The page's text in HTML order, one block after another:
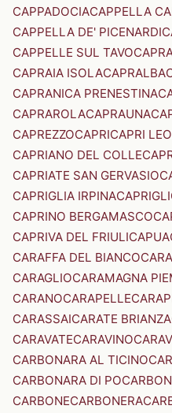
CAPPADOCIACAPPELLA
CAPPELLA DE' PICENARDI
CAPPELLE SUL TAVO
CAPRAIA ISOLACAPRALBA
CAPRANICA PRENESTINA
CAPRAROLACAPRAUNA
CAPREZZOCAPRICAPRI
CAPRIANO DEL COLLE
CAPRIATE SAN GERVASIO
CAPRIGLIA IRPINA
CAPRINO BERGAMASCO
CAPRIVA DEL FRIULICAPUA
CARAFFA DEL BIANCO
CARAGLIOCARAMAGNA
CARANOCARAPELLE
CARASSAICARATE BRIANZA
CARAVATECARAVINO
CARBONARA AL TICINO
CARBONARA DI PO
CARBONECARBONERA